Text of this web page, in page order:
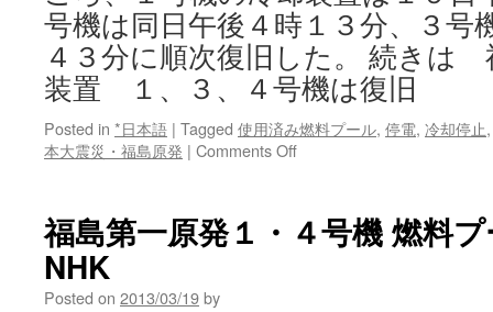
号機は同日午後４時１３分、３号
４３分に順次復旧した。 続きは
装置 １、３、４号機は復旧
Posted in *日本語 | Tagged 使用済み燃料プール, 停電, 冷却停止
本大震災・福島原発 | Comments Offon
１
福島第一原発１・４号機 燃料
NHK
Posted on 2013/03/19by